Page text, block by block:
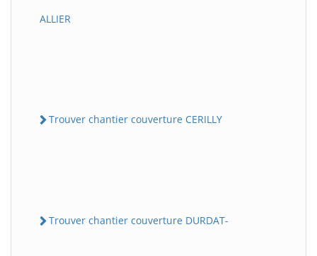
ALLIER
Trouver chantier couverture CERILLY
Trouver chantier couverture DURDAT-